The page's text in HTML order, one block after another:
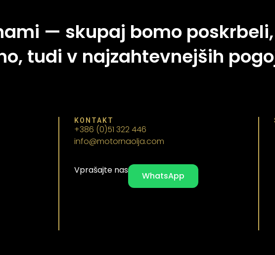
— skupaj bomo
tudi v najzahtevnejših
KONTAKT
+386 (0)51 322 446
info@motornaolja.com
Vprašajte nas
WhatsApp